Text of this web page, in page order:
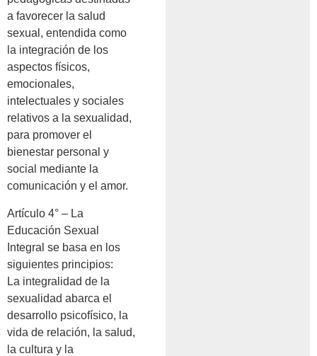
a favorecer la salud
sexual, entendida como
la integración de los
aspectos físicos,
emocionales,
intelectuales y sociales
relativos a la sexualidad,
para promover el
bienestar personal y
social mediante la
comunicación y el amor.
Artículo 4° – La
Educación Sexual
Integral se basa en los
siguientes principios:
La integralidad de la
sexualidad abarca el
desarrollo psicofísico, la
vida de relación, la salud,
la cultura y la